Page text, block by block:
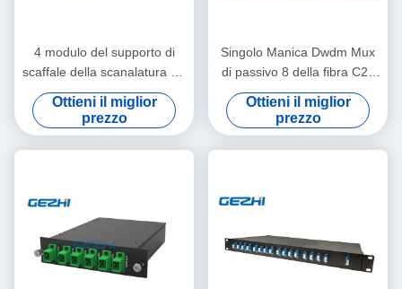
4 modulo del supporto di
scaffale della scanalatura 1U
100Ghz 8CH DWDM Mux
Demux
Ottieni il miglior
prezzo
Singolo Manica Dwdm Mux
di passivo 8 della fibra C28
100Ghz dello Sc APC
Ottieni il miglior
prezzo